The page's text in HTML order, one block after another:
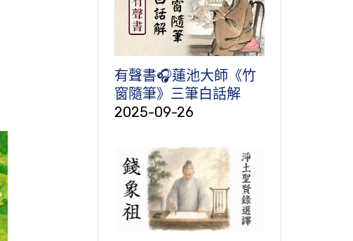
有聲書🎧蓮池大師《竹
窗隨筆》三筆白話解
2025-09-26